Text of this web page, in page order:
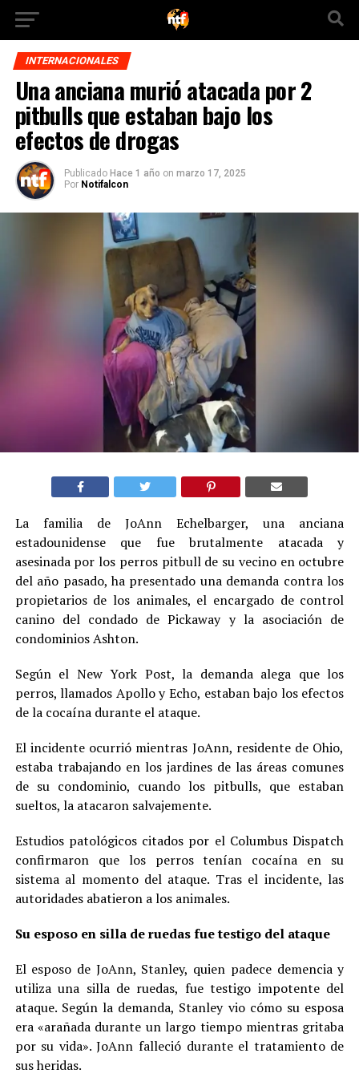
INTERNACIONALES
Una anciana murió atacada por 2
pitbulls que estaban bajo los
efectos de drogas
Publicado Hace 1 año on marzo 17, 2025
Por Notifalcon
La familia de JoAnn Echelbarger, una anciana
estadounidense que fue brutalmente atacada y
asesinada por los perros pitbull de su vecino en octubre
del año pasado, ha presentado una demanda contra los
propietarios de los animales, el encargado de control
canino del condado de Pickaway y la asociación de
condominios Ashton.
Según el New York Post, la demanda alega que los
perros, llamados Apollo y Echo, estaban bajo los efectos
de la cocaína durante el ataque.
El incidente ocurrió mientras JoAnn, residente de Ohio,
estaba trabajando en los jardines de las áreas comunes
de su condominio, cuando los pitbulls, que estaban
sueltos, la atacaron salvajemente.
Estudios patológicos citados por el Columbus Dispatch
confirmaron que los perros tenían cocaína en su
sistema al momento del ataque. Tras el incidente, las
autoridades abatieron a los animales.
Su esposo en silla de ruedas fue testigo del ataque
El esposo de JoAnn, Stanley, quien padece demencia y
utiliza una silla de ruedas, fue testigo impotente del
ataque. Según la demanda, Stanley vio cómo su esposa
era «arañada durante un largo tiempo mientras gritaba
por su vida». JoAnn falleció durante el tratamiento de
sus heridas.